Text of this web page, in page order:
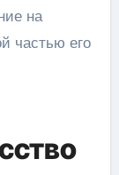
на
частью его